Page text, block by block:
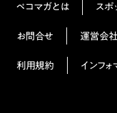
ペコマガとは スポ
お問合せ 運営会社
利用規約 インフ